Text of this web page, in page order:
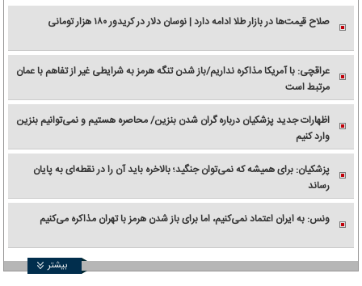
صلاح قیمت‌ها در بازار طلا ادامه دارد | نوسان دلار در کریدور ۱۸۰ هزار تومانی
عراقچی: با آمریکا مذاکره نداریم/باز شدن تنگه هرمز به شرایطی غیر از تفاهم با عمان
مرتبط است
اظهارات جدید پزشکیان درباره گران شدن بنزین/ محاصره هستیم و نمی‌توانیم بنزین
وارد کنیم
پزشکیان: برای همیشه که نمی‌توان جنگید؛ بالاخره باید آن را در نقطه‌ای به پایان
رساند
ونس: به ایران اعتماد نمی‌کنیم، اما برای باز شدن هرمز با تهران مذاکره می‌کنیم
بیشتر